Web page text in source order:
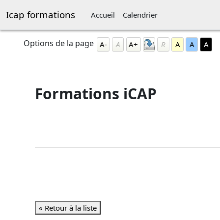
Icap formations Accueil Calendrier
Blocs
Passer Options de la page
Options de la page A- A A+ R A A A
Formations iCAP
« Retour à la liste